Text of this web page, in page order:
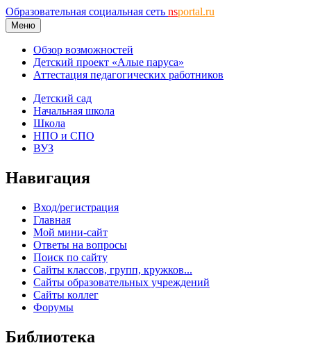
Образовательная социальная сеть nsportal.ru
Меню
Обзор возможностей
Детский проект «Алые паруса»
Аттестация педагогических работников
Детский сад
Начальная школа
Школа
НПО и СПО
ВУЗ
Навигация
Вход/регистрация
Главная
Мой мини-сайт
Ответы на вопросы
Поиск по сайту
Сайты классов, групп, кружков...
Сайты образовательных учреждений
Сайты коллег
Форумы
Библиотека